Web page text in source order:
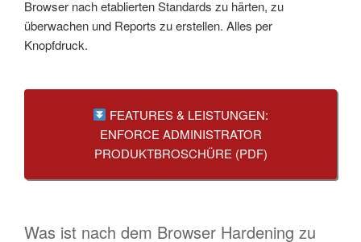
Browser nach etablierten Standards zu härten, zu
überwachen und Reports zu erstellen. Alles per
Knopfdruck.
FEATURES & LEISTUNGEN:
ENFORCE ADMINISTRATOR
PRODUKTBROSCHÜRE (PDF)
Was ist nach dem Browser Hardening zu